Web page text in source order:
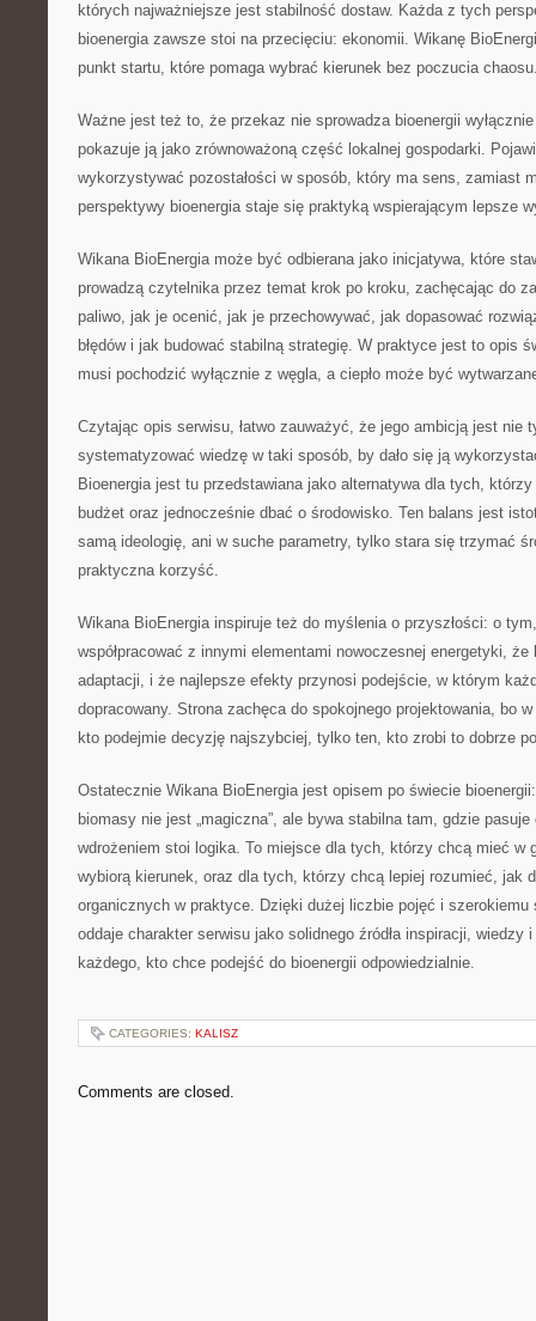
których najważniejsze jest stabilność dostaw. Każda z tych
bioenergia zawsze stoi na przecięciu: ekonomii. Wikanę
punkt startu, które pomaga wybrać kierunek bez poczucia
Ważne jest też to, że przekaz nie sprowadza bioenergii wyłącznie
pokazuje ją jako zrównoważoną część lokalnej gospodarki.
wykorzystywać pozostałości w sposób, który ma sens, zamiast
perspektywy bioenergia staje się praktyką wspierającym lepsze
Wikana BioEnergia może być odbierana jako inicjatywa, które
prowadzą czytelnika przez temat krok po kroku, zachęcając do
paliwo, jak je ocenić, jak je przechowywać, jak dopasować
błędów i jak budować stabilną strategię. W praktyce jest to opis
musi pochodzić wyłącznie z węgla, a ciepło może być
Czytając opis serwisu, łatwo zauważyć, że jego ambicją jest nie
systematyzować wiedzę w taki sposób, by dało się ją
Bioenergia jest tu przedstawiana jako alternatywa dla tych,
budżet oraz jednocześnie dbać o środowisko. Ten balans jest
samą ideologię, ani w suche parametry, tylko stara się trzymać
praktyczna korzyść.
Wikana BioEnergia inspiruje też do myślenia o przyszłości: o
współpracować z innymi elementami nowoczesnej energetyki,
adaptacji, i że najlepsze efekty przynosi podejście, w którym
dopracowany. Strona zachęca do spokojnego projektowania, bo
kto podejmie decyzję najszybciej, tylko ten, kto zrobi to dobrze
Ostatecznie Wikana BioEnergia jest opisem po świecie
biomasy nie jest „magiczna”, ale bywa stabilna tam, gdzie
wdrożeniem stoi logika. To miejsce dla tych, którzy chcą mieć w
wybiorą kierunek, oraz dla tych, którzy chcą lepiej rozumieć, jak
organicznych w praktyce. Dzięki dużej liczbie pojęć i szerokiemu
oddaje charakter serwisu jako solidnego źródła inspiracji, wiedzy
każdego, kto chce podejść do bioenergii odpowiedzialnie.
CATEGORIES: KALISZ
Comments are closed.